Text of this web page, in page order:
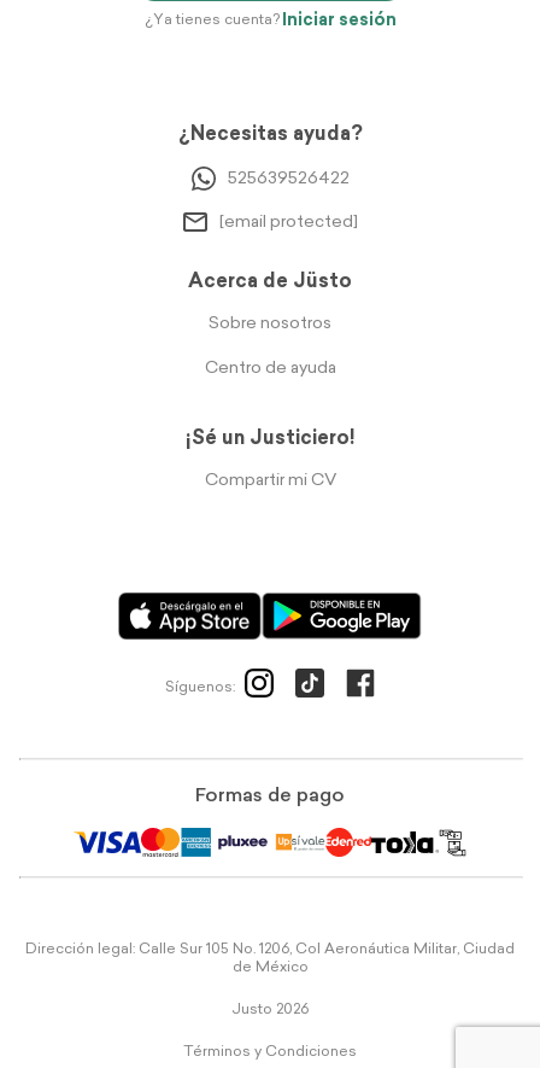
¿Ya tienes cuenta? Iniciar sesión
¿Necesitas ayuda?
525639526422
[email protected]
Acerca de Jüsto
Sobre nosotros
Centro de ayuda
¡Sé un Justiciero!
Compartir mi CV
Síguenos:
Formas de pago
Dirección legal: Calle Sur 105 No. 1206, Col Aeronáutica Militar, Ciudad
de México
Justo 2026
Términos y Condiciones